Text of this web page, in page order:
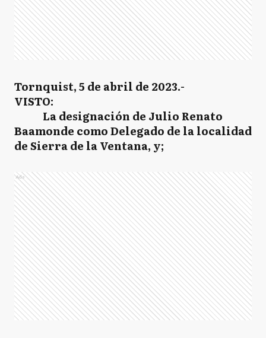
Tornquist, 5 de abril de 2023.-
VISTO:
La designación de Julio Renato
Baamonde como Delegado de la localidad
de Sierra de la Ventana, y;
Ads